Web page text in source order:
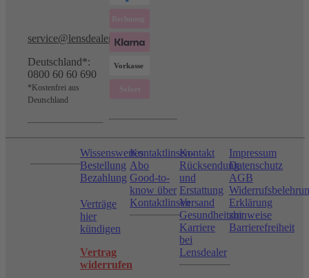
service@lensdealer.com
Deutschland*:
0800 60 60 690
*Kostenfrei aus
Deutschland
Wissenswertes
Bestellung
Bezahlung
Verträge
hier
kündigen
Vertrag
widerrufen
Kontaktlinsen-
Abo
Good-to-
know über
Kontaktlinsen
Kontakt
Rücksendung
und
Erstattung
Versand
Gesundheitshinweise
Karriere
bei
Lensdealer
Impressum
Datenschutz
AGB
Erklärung
zur
Barrierefreiheit